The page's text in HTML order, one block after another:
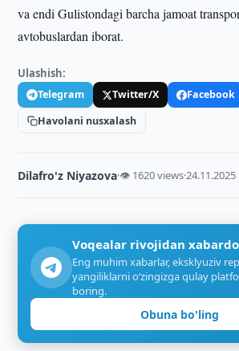
va endi Gulistondagi barcha jamoat
avtobuslardan iborat.
Ulashish:
Telegram Twitter/X
Facebook
Havolani nusxalash
Dilafro'z Niyazova·👁 1620 views·24.11.2025
Voqealar rivojidan
Eng muhim xabarlar, eksklyuziv
yangiliklarni o‘zingizga qulay
boring.
Obuna bo'ling